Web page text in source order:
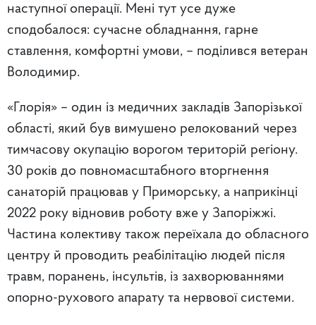
наступної операції. Мені тут усе дуже
сподобалося: сучасне обладнання, гарне
ставлення, комфортні умови, – поділився ветеран
Володимир.
«Глорія» – один із медичних закладів Запорізької
області, який був вимушено релокований через
тимчасову окупацію ворогом територій регіону.
30 років до повномасштабного вторгнення
санаторій працював у Приморську, а наприкінці
2022 року відновив роботу вже у Запоріжжі.
Частина колективу також переїхала до обласного
центру й проводить реабілітацію людей після
травм, поранень, інсультів, із захворюваннями
опорно-рухового апарату та нервової системи.